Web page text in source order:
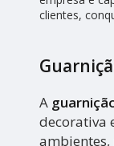
clientes,
A
decorativa